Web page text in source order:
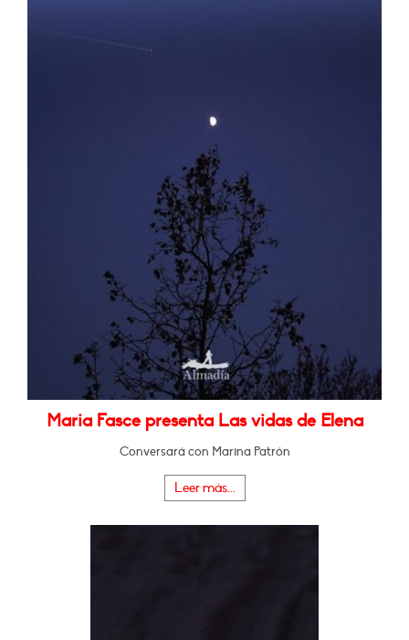
Maria Fasce presenta Las vidas de Elena
Conversará con Marina Patrón
Leer más...